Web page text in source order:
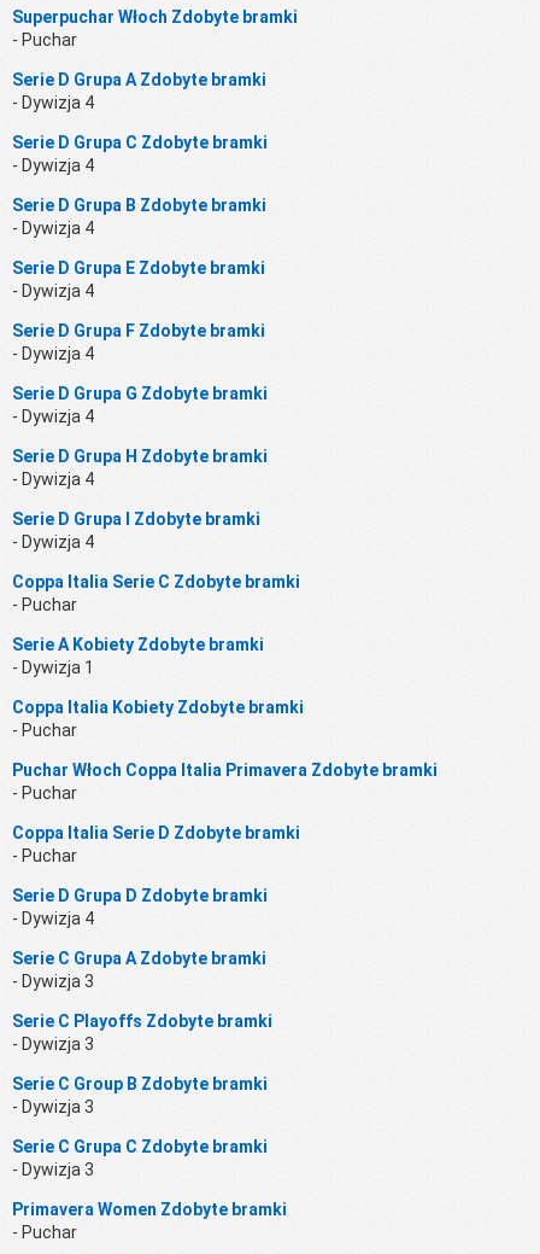
Superpuchar Włoch Zdobyte bramki
- Puchar
Serie D Grupa A Zdobyte bramki
- Dywizja 4
Serie D Grupa C Zdobyte bramki
- Dywizja 4
Serie D Grupa B Zdobyte bramki
- Dywizja 4
Serie D Grupa E Zdobyte bramki
- Dywizja 4
Serie D Grupa F Zdobyte bramki
- Dywizja 4
Serie D Grupa G Zdobyte bramki
- Dywizja 4
Serie D Grupa H Zdobyte bramki
- Dywizja 4
Serie D Grupa I Zdobyte bramki
- Dywizja 4
Coppa Italia Serie C Zdobyte bramki
- Puchar
Serie A Kobiety Zdobyte bramki
- Dywizja 1
Coppa Italia Kobiety Zdobyte bramki
- Puchar
Puchar Włoch Coppa Italia Primavera Zdobyte bramki
- Puchar
Coppa Italia Serie D Zdobyte bramki
- Puchar
Serie D Grupa D Zdobyte bramki
- Dywizja 4
Serie C Grupa A Zdobyte bramki
- Dywizja 3
Serie C Playoffs Zdobyte bramki
- Dywizja 3
Serie C Group B Zdobyte bramki
- Dywizja 3
Serie C Grupa C Zdobyte bramki
- Dywizja 3
Primavera Women Zdobyte bramki
- Puchar